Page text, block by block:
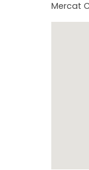
Mercat